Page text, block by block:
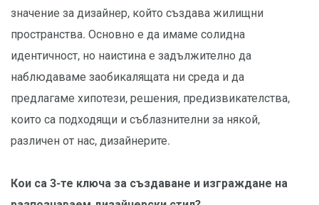
значение за дизайнер, който създава жилищни
пространства. Основно е да имаме солидна
идентичност, но наистина е задължително да
наблюдаваме заобикалящата ни среда и да
предлагаме хипотези, решения, предизвикателства,
които са подходящи и съблазнителни за някой,
различен от нас, дизайнерите.
Кои са 3-те ключа за създаване и изграждане на